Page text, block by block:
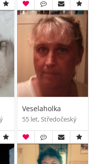
Veselaholka
55 let, Středočeský